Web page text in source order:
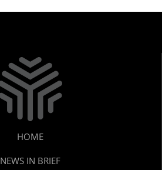
HOME
NEWS IN BRIEF